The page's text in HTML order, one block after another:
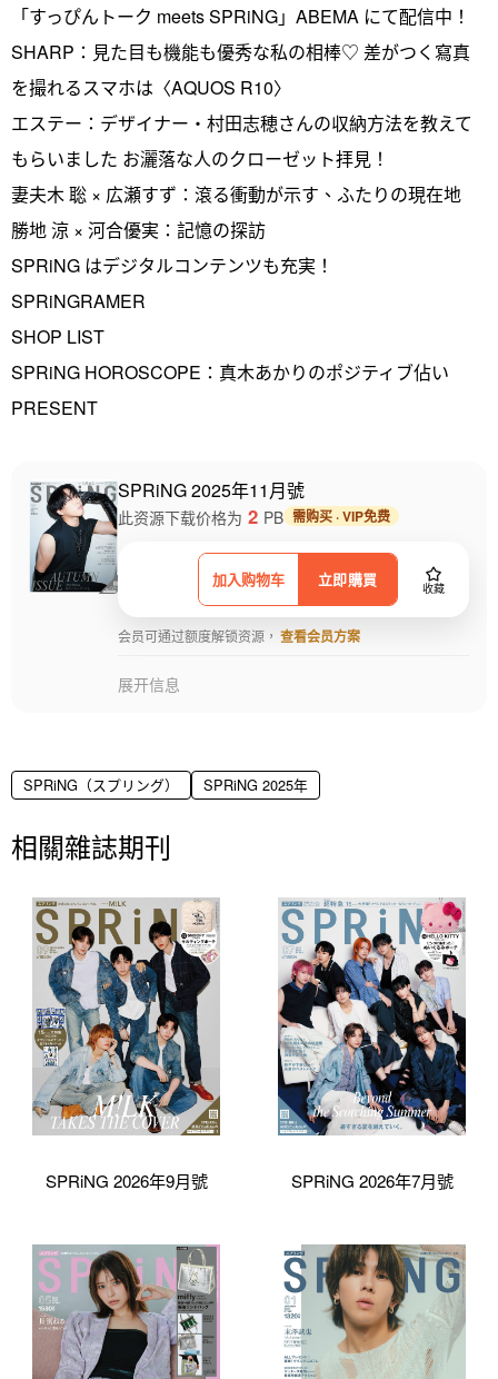
「すっぴんトーク meets SPRiNG」ABEMA にて配信中！
SHARP：見た目も機能も優秀な私の相棒♡ 差がつく寫真
を撮れるスマホは〈AQUOS R10〉
エステー：デザイナー・村田志穂さんの収納方法を教えて
もらいました お灑落な人のクローゼット拝見！
妻夫木 聡 × 広瀬すず：滾る衝動が示す、ふたりの現在地
勝地 涼 × 河合優実：記憶の探訪
SPRiNG はデジタルコンテンツも充実！
SPRiNGRAMER
SHOP LIST
SPRiNG HOROSCOPE：真木あかりのポジティブ佔い
PRESENT
SPRiNG 2025年11月號
加入购物车 立即購買 收藏
此资源下载价格为 2 PB 需购买 · VIP免费
会员可通过额度解锁资源， 查看会员方案
展开信息
SPRiNG（スプリング） SPRiNG 2025年
相關雜誌期刊
SPRiNG 2026年9月號 SPRiNG 2026年7月號